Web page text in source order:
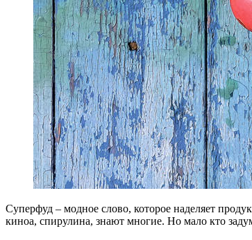
Суперфуд – модное слово, которое наделяет
киноа, спирулина, знают многие. Но мало кто